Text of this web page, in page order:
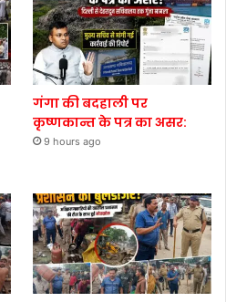
गंगा की बदहाली पर
कृष्णकान्त के पत्र का असर:
9 hours ago